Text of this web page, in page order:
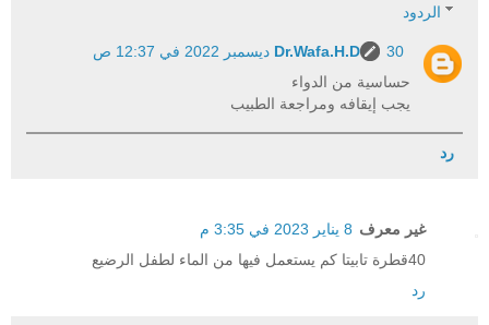
الردود
Dr.Wafa.H.D
30 ديسمبر 2022 في 12:37 ص
حساسية من الدواء
يجب إيقافه ومراجعة الطبيب
رد
غير معرف 8 يناير 2023 في 3:35 م
40قطرة تابيتا كم يستعمل فيها من الماء لطفل الرضيع
رد